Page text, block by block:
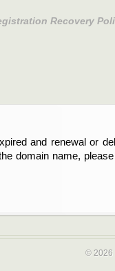
Recovery
and renewal or
domain name,
und die
sind und
Ihren Service-
© 2026